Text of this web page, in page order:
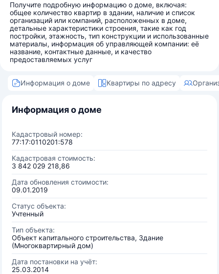
Получите подробную информацию о доме, включая:
общее количество квартир в здании, наличие и список
организаций или компаний, расположенных в доме,
детальные характеристики строения, такие как год
постройки, этажность, тип конструкции и использованные
материалы, информация об управляющей компании: её
название, контактные данные, и качество
предоставляемых услуг
Информация о доме Квартиры по адресу
Информация о доме
Кадастровый номер:
77:17:0110201:578
Кадастровая стоимость:
3 842 029 218,86
Дата обновления стоимости:
09.01.2019
Статус объекта:
Учтенный
Тип объекта:
Объект капитального строительства, Здание
(Многоквартирный дом)
Дата постановки на учёт:
25.03.2014